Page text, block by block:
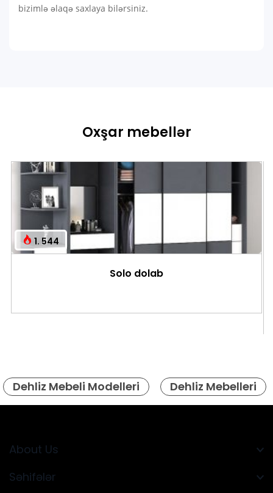
bizimlə əlaqə saxlaya bilərsiniz.
Oxşar mebellər
1. 544
Solo dolab
Dehliz Mebeli Modelleri Dehliz Mebelleri
About Us
Səhifələr